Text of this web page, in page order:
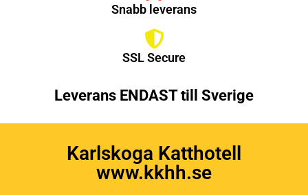
Snabb leverans
SSL Secure
Leverans ENDAST till Sverige
Karlskoga Katthotell
www.kkhh.se